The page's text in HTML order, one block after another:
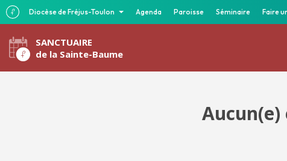
Diocèse de Fréjus-Toulon Agenda Paroisse Séminaire Faire
SANCTUAIRE
de la Sainte-Baume